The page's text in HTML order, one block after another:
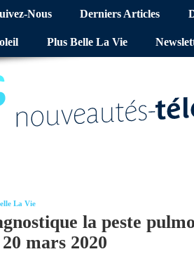
Nous Derniers Articles
Plus Belle La Vie
La Vie
la peste
mars 2020